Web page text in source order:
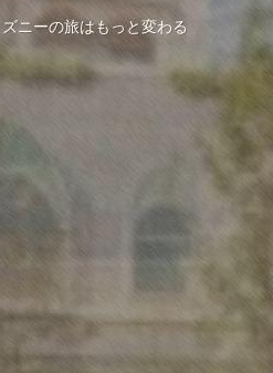
ニーの旅はもっと変わる
ニーの旅はもっと変わる
ニーの旅はもっと変わる